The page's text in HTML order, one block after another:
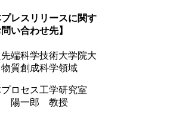
プレスリリースに関す
い合わせ先】
端科学技術大学院大
質創成科学領域
プロセス工学研究室
陽一郎 教授